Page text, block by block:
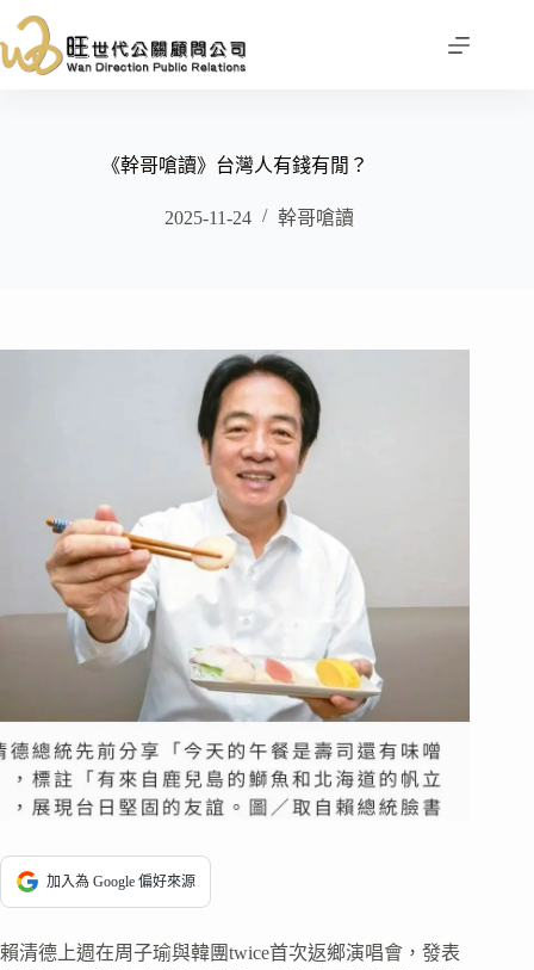
至
主
《幹哥嗆讀》台灣人有錢有閒？
2025-11-24 幹哥嗆讀
加入為 Google 偏好來源
賴清德上週在周子瑜與韓團twice首次返鄉演唱會，發表